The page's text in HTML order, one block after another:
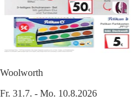
Woolworth
Fr. 31.7. - Mo. 10.8.2026